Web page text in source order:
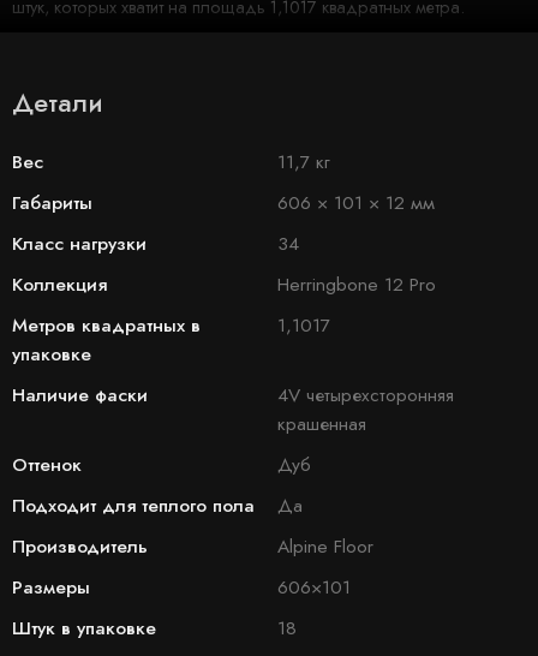
штук, которых хватит на площадь 1,1017 квадратных метра.
Детали
Вес
11,7 кг
Габариты
606 × 101 × 12 мм
Класс нагрузки
34
Коллекция
Herringbone 12 Pro
Метров квадратных в
упаковке
1,1017
Наличие фаски
4V четырехсторонняя
крашенная
Оттенок
Дуб
Подходит для теплого пола
Да
Производитель
Alpine Floor
Размеры
606×101
Штук в упаковке
18